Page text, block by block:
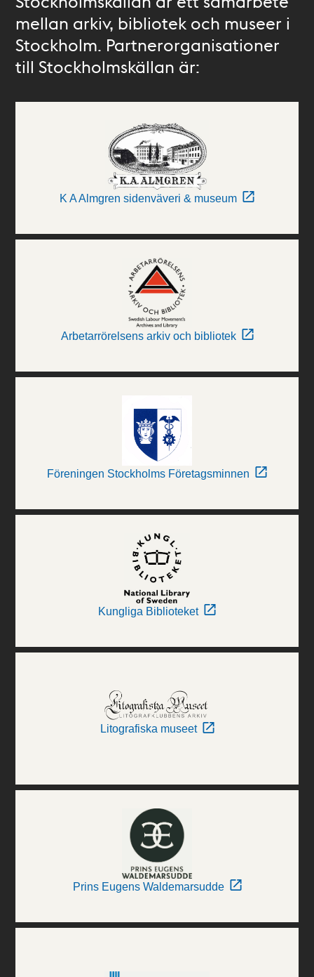
mellan arkiv, bibliotek och museer i
Stockholm. Partnerorganisationer
till Stockholmskällan är:
K A Almgren sidenväveri & museum
Arbetarrörelsens arkiv och bibliotek
Föreningen Stockholms Företagsminnen
Kungliga Biblioteket
Litografiska museet
Prins Eugens Waldemarsudde